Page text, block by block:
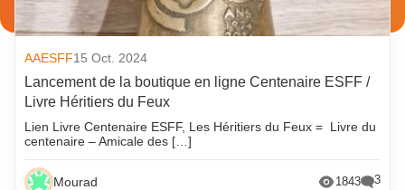
AAESFF15 Oct. 2024
Lancement de la boutique en ligne Centenaire ESFF /
Livre Héritiers du Feux
Lien Livre Centenaire ESFF, Les Héritiers du Feux = Livre du
centenaire – Amicale des […]
Mourad 1843 3